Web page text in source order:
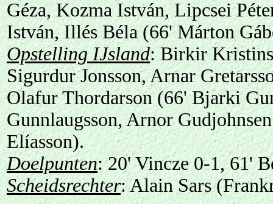
Géza, Kozma István, Lipcsei
István, Illés Béla (66' Márton
Opstelling IJsland: Birkir
Sigurdur Jonsson, Arnar
Olafur Thordarson (66' Bjarki
Gunnlaugsson, Arnor
Elíasson).
Doelpunten: 20' Vincze 0-1, 61'
Scheidsrechter: Alain Sars